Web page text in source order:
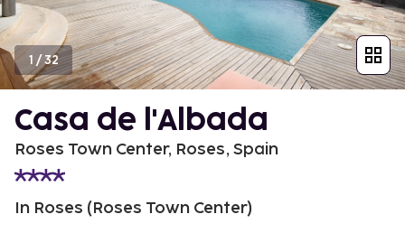
1 /32
Casa de l'Albada
Roses Town Center, Roses, Spain
In Roses (Roses Town Center)